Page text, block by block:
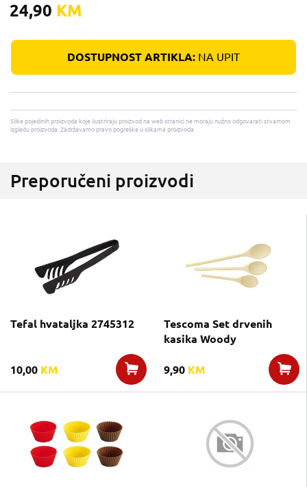
24,90 KM
DOSTUPNOST ARTIKLA: NA UPIT
Slike pojedinih proizvoda koje ilustriraju proizvod na web stranici ne moraju nužno odgovarati stvarnom
izgledu proizvoda. Zadržavamo pravo pogreške u slikama proizvoda.
Preporučeni proizvodi
Tefal hvataljka 2745312
10,00 KM
Tescoma Set drvenih
kasika Woody
9,90 KM